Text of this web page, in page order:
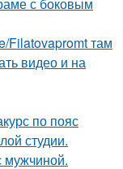
Filatovapromt там
видео и на
по пояс
студии.
мужчиной.